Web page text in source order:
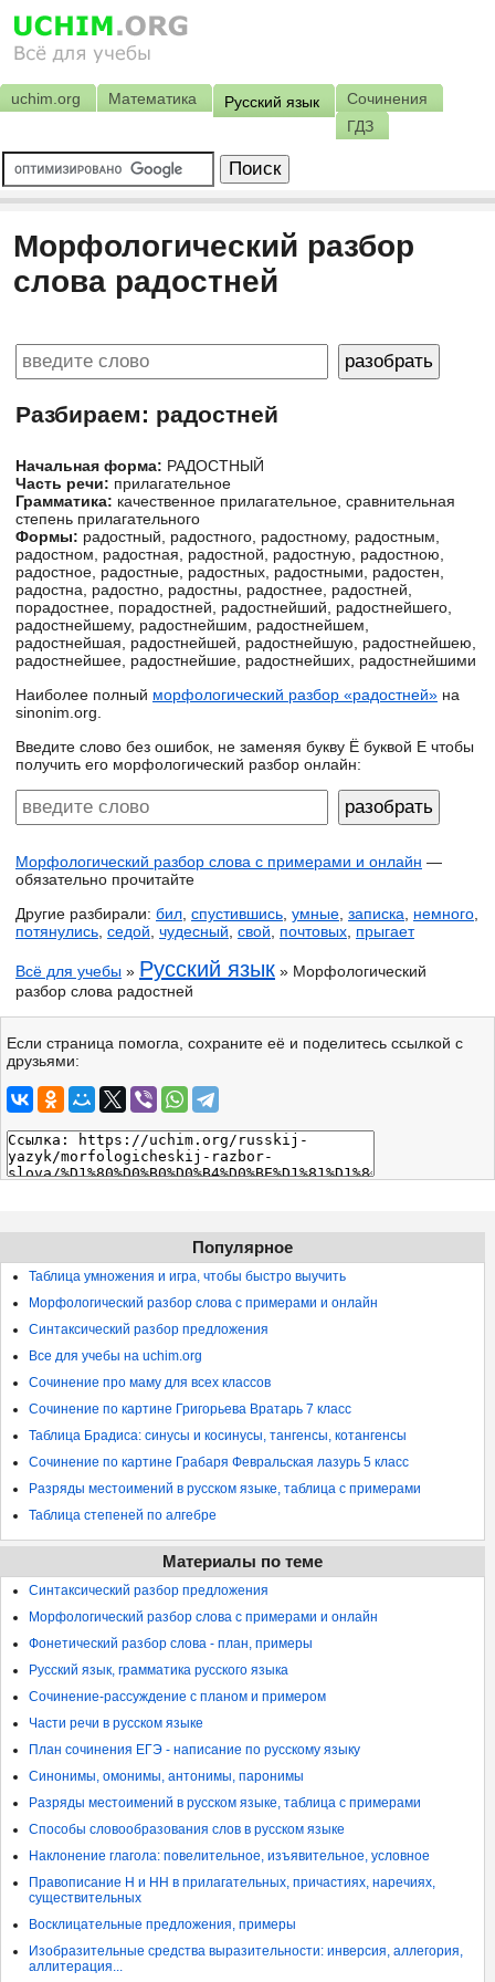
uchim.org Математика Русский язык
Сочинения
ГДЗ
Морфологический разбор
слова радостней
Разбираем: радостней
Начальная форма: РАДОСТНЫЙ
Часть речи: прилагательное
Грамматика: качественное прилагательное, сравнительная
степень прилагательного
Формы: радостный, радостного, радостному, радостным,
радостном, радостная, радостной, радостную, радостною,
радостное, радостные, радостных, радостными, радостен,
радостна, радостно, радостны, радостнее, радостней,
порадостнее, порадостней, радостнейший, радостнейшего,
радостнейшему, радостнейшим, радостнейшем,
радостнейшая, радостнейшей, радостнейшую, радостнейшею,
радостнейшее, радостнейшие, радостнейших, радостнейшими
Наиболее полный морфологический разбор «радостней» на
sinonim.org.
Введите слово без ошибок, не заменяя букву Ё буквой Е чтобы
получить его морфологический разбор онлайн:
Морфологический разбор слова с примерами и онлайн —
обязательно прочитайте
Другие разбирали: бил спустившись умные записка немного
потянулись седой чудесный свой почтовых прыгает
Всё для учебы » Русский язык » Морфологический
разбор слова радостней
Если страница помогла, сохраните её и поделитесь ссылкой с
друзьями:
Популярное
Таблица умножения и игра, чтобы быстро выучить
Морфологический разбор слова с примерами и онлайн
Синтаксический разбор предложения
Все для учебы на uchim.org
Сочинение про маму для всех классов
Сочинение по картине Григорьева Вратарь 7 класс
Таблица Брадиса: синусы и косинусы, тангенсы, котангенсы
Сочинение по картине Грабаря Февральская лазурь 5 класс
Разряды местоимений в русском языке, таблица с примерами
Таблица степеней по алгебре
Материалы по теме
Синтаксический разбор предложения
Морфологический разбор слова с примерами и онлайн
Фонетический разбор слова - план, примеры
Русский язык, грамматика русского языка
Сочинение-рассуждение с планом и примером
Части речи в русском языке
План сочинения ЕГЭ - написание по русскому языку
Синонимы, омонимы, антонимы, паронимы
Разряды местоимений в русском языке, таблица с примерами
Способы словообразования слов в русском языке
Наклонение глагола: повелительное, изъявительное, условное
Правописание Н и НН в прилагательных, причастиях, наречиях,
существительных
Восклицательные предложения, примеры
Изобразительные средства выразительности: инверсия, аллегория,
аллитерация...